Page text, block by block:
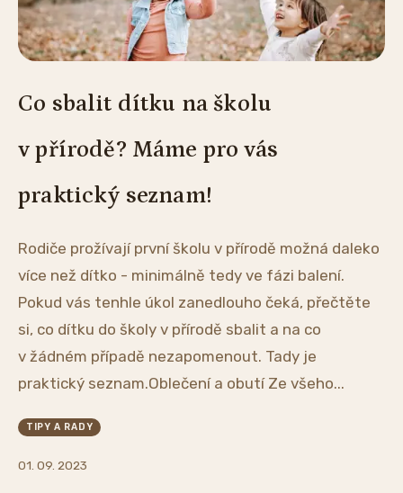
Co sbalit dítku na školu
v přírodě? Máme pro vás
praktický seznam!
Rodiče prožívají první školu v přírodě možná daleko
více než dítko - minimálně tedy ve fázi balení.
Pokud vás tenhle úkol zanedlouho čeká, přečtěte
si, co dítku do školy v přírodě sbalit a na co
v žádném případě nezapomenout. Tady je
praktický seznam.Oblečení a obutí Ze všeho...
TIPY A RADY
01. 09. 2023